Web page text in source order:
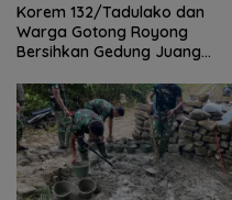
Korem 132/Tadulako dan
Warga Gotong Royong
Bersihkan Gedung Juang